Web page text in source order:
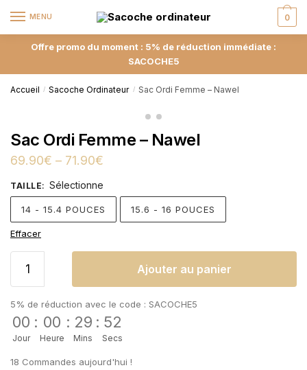
MENU 0
Offre promo du moment : 5% de réduction immédiate :
SACOCHE5
Accueil / Sacoche Ordinateur / Sac Ordi Femme – Nawel
Sac Ordi Femme – Nawel
69.90€ – 71.90€
TAILLE: Sélectionne
14 - 15.4 POUCES 15.6 - 16 POUCES
Effacer
Ajouter au panier
5% de réduction avec le code : SACOCHE5
00
Jour
: 00
Heure
: 29
Mins
: 51
Secs
18 Commandes aujourd'hui !